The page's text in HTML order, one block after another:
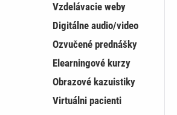
Vzdelávacie weby
Digitálne audio/video
Ozvučené prednášky
Elearningové kurzy
Obrazové kazuistiky
Virtuálni pacienti